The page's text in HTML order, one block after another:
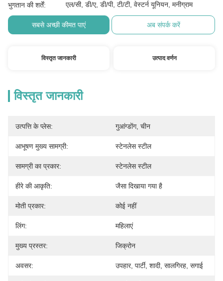
भुगतान की शर्तें: एल/सी, डी/ए, डी/पी, टी/टी, वेस्टर्न यूनियन, मनीग्राम
सबसे अच्छी कीमत पाएं अब संपर्क करें
विस्तृत जानकारी उत्पाद वर्णन
विस्तृत जानकारी
उत्पत्ति के प्लेस: गुआंग्डोंग, चीन
आभूषण मुख्य सामग्री: स्टेनलेस स्टील
सामग्री का प्रकार: स्टेनलेस स्टील
हीरे की आकृति: जैसा दिखाया गया है
मोती प्रकार: कोई नहीं
लिंग: महिलाएं
मुख्य प्रस्तर: जिक्रोन
अवसर: उपहार, पार्टी, शादी, सालगिरह, सगाई